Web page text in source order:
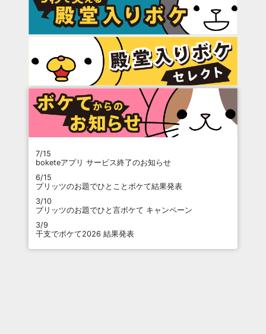
7/15
boketeアプリ サービス終了のお知らせ
6/15
プリッツのお題でひとことボケて結果発表
3/10
プリッツのお題でひと言ボケて キャンペーン
3/9
干支でボケて2026 結果発表